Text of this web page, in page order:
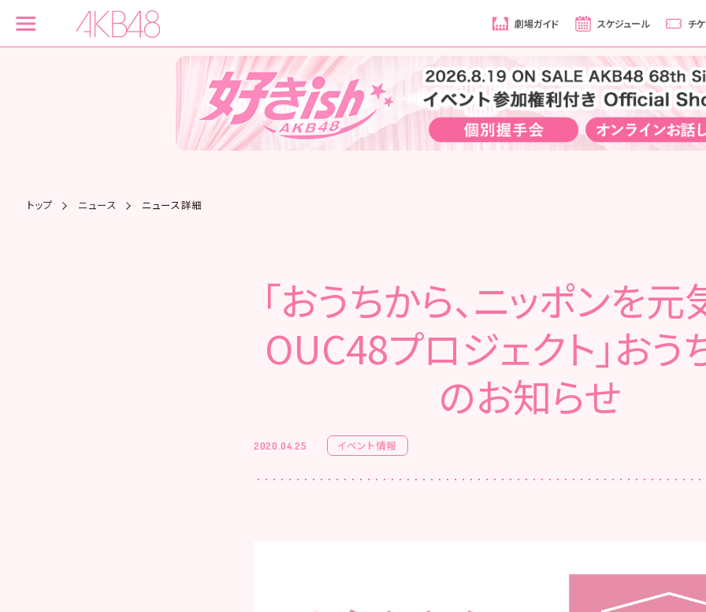
劇場ガイド スケジュール チ
トップ ニュース ニュース詳細
「おうちから、ニッポンを元
OUC48プロジェクト」おう
のお知らせ
2020.04.25 イベント情報